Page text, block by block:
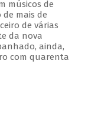
músicos de
mais de
de várias
da nova
ainda,
com quarenta